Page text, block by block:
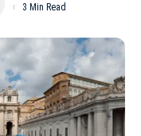
3 Min Read